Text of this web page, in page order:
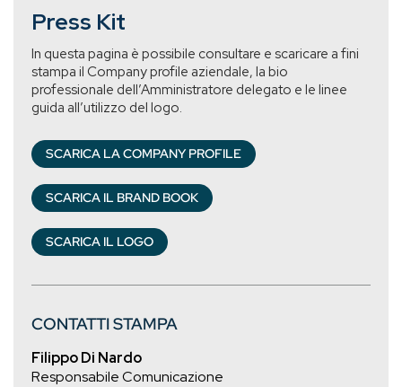
Press Kit
In questa pagina è possibile consultare e scaricare a fini
stampa il Company profile aziendale, la bio
professionale dell’Amministratore delegato e le linee
guida all’utilizzo del logo.
SCARICA LA COMPANY PROFILE
SCARICA IL BRAND BOOK
SCARICA IL LOGO
CONTATTI STAMPA
Filippo Di Nardo
Responsabile Comunicazione